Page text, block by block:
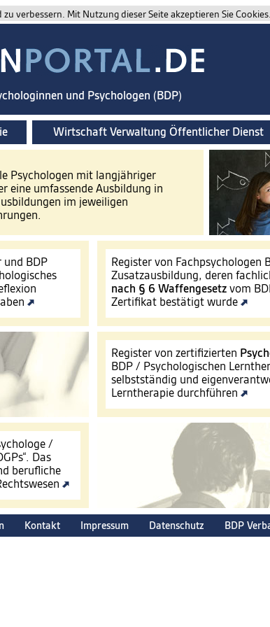
verbessern. Mit Nutzung dieser Seite akzeptieren Sie Cookies.
und Psychologen (BDP)
Wirtschaft Verwaltung Öffentlicher Dienst
Psychologen mit langjähriger
eine umfassende Ausbildung in
im jeweiligen
BDP
Register von Fachpsychologen
Zusatzausbildung, deren
nach § 6 Waffengesetz vom
Zertifikat bestätigt wurde
Register von zertifizierten
BDP / Psychologischen
selbstständig und
Lerntherapie durchführen
/
Das
berufliche
Kontakt Impressum Datenschutz BDP